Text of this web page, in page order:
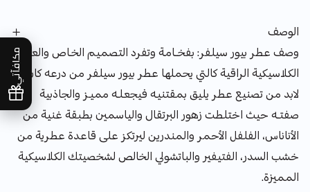
مكافآتي
الوصف
وصف عطر بيور سيلفر: بفخــــامـة وتفرد التصميم الخــاص والعبوة
الكلاسيكية الراقية كالتي يحملها عطر بيور سيلفر من درعه كان
لابد من تصنيع عطر يليق بمقتنيـه فيجعـلــه مميــز والجاذبية
صفتـــه حيث اختلطت زهور البرتقال والياسمين بطبقة غنية من
الأناناس، الفلفل الأحمر والمندرين ليرتكز على قاعدة عطرية من
خشب السدر، الفتيفير والباتشولي الخالص لشخصيتك الكلاسيكية
المميزة.